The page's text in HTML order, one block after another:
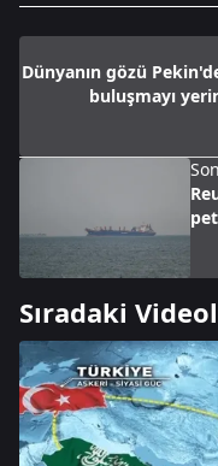
Dünyanın gözü
buluşmayı
Sıradaki